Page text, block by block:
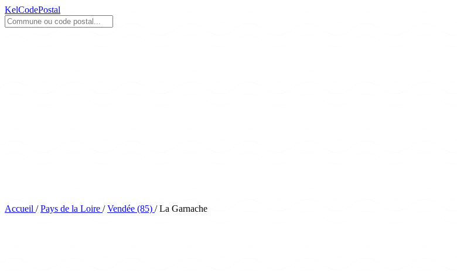
KelCodePostal
Accueil / Pays de la Loire / Vendée (85) / La Garnache